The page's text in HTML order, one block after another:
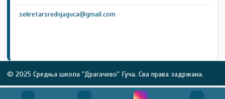
sekretarsrednjaguca@gmail.com
© 2025 Средња школа "Драгачево" Гуча. Сва права задржана.